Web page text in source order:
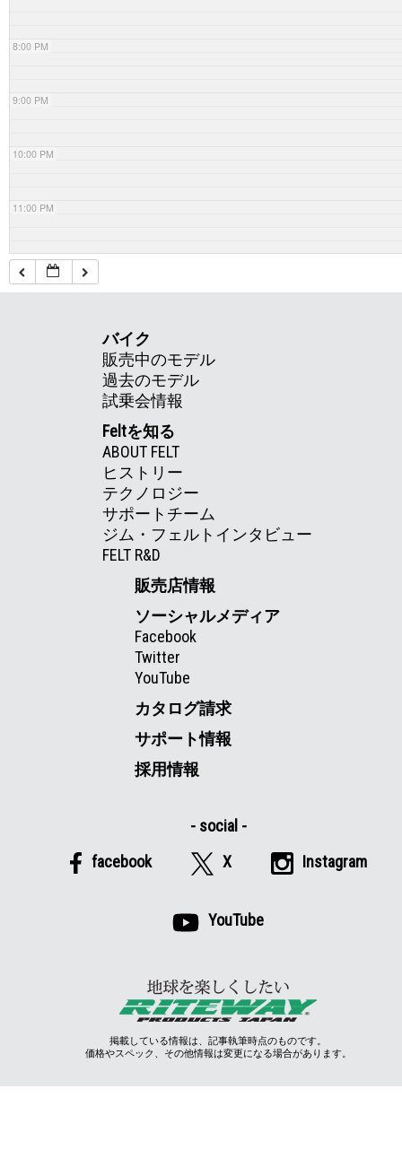
8:00 PM
9:00 PM
10:00 PM
11:00 PM
バイク
販売中のモデル
過去のモデル
試乗会情報
Feltを知る
ABOUT FELT
ヒストリー
テクノロジー
サポートチーム
ジム・フェルトインタビュー
FELT R&D
販売店情報
ソーシャルメディア
Facebook
Twitter
YouTube
カタログ請求
サポート情報
採用情報
facebook X Instagram
YouTube
掲載している情報は、記事執筆時点のものです。
価格やスペック、その他情報は変更になる場合があります。